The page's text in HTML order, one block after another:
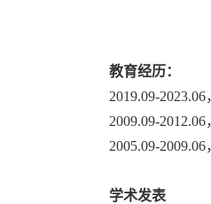
教育经历：
2019.09-2023.06
2009.09-2012.06
2005.09-2009.06
学术发表